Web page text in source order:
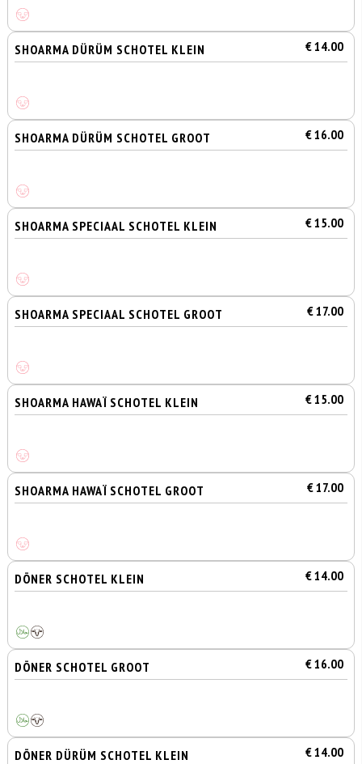
SHOARMA DÜRÜM SCHOTEL KLEIN € 14.00
SHOARMA DÜRÜM SCHOTEL GROOT € 16.00
SHOARMA SPECIAAL SCHOTEL KLEIN € 15.00
SHOARMA SPECIAAL SCHOTEL GROOT € 17.00
SHOARMA HAWAÏ SCHOTEL KLEIN € 15.00
SHOARMA HAWAÏ SCHOTEL GROOT € 17.00
DÖNER SCHOTEL KLEIN € 14.00
DÖNER SCHOTEL GROOT € 16.00
DÖNER DÜRÜM SCHOTEL KLEIN € 14.00